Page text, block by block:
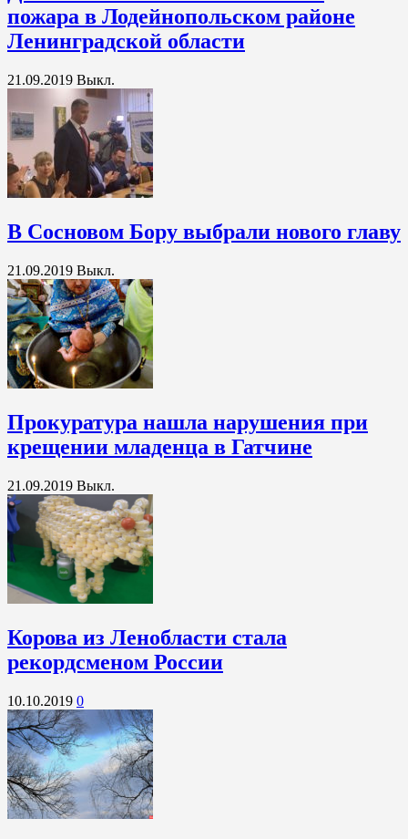
пожара в Лодейнопольском районе
Ленинградской области
21.09.2019 Выкл.
В Сосновом Бору выбрали нового главу
21.09.2019 Выкл.
Прокуратура нашла нарушения при
крещении младенца в Гатчине
21.09.2019 Выкл.
Корова из Ленобласти стала
рекордсменом России
10.10.2019 0